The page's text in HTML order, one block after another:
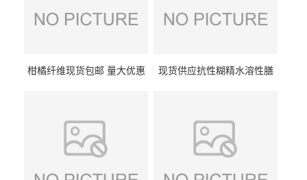
柑橘纤维现货包邮 量大优惠
现货供应抗性糊精水溶性膳